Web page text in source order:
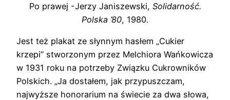
Po prawej -Jerzy Janiszewski, Solidarność.
Polska ’80, 1980.
Jest też plakat ze słynnym hasłem „Cukier
krzepi” stworzonym przez Melchiora Wańkowicza
w 1931 roku na potrzeby Związku Cukrowników
Polskich. „Ja dostałem, jak przypuszczam,
najwyższe honorarium na świecie za dwa słowa,